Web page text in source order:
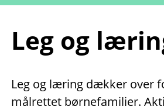
Leg og
Leg og læring dækker over
målrettet børnefamilier.